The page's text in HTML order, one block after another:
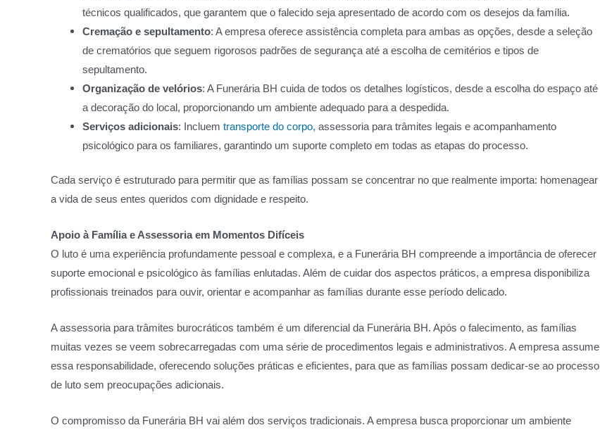
técnicos qualificados, que garantem que o falecido seja apresentado de acordo com os desejos da família.
Cremação e sepultamento: A empresa oferece assistência completa para ambas as opções, desde a seleção
de crematórios que seguem rigorosos padrões de segurança até a escolha de cemitérios e tipos de
sepultamento.
Organização de velórios: A Funerária BH cuida de todos os detalhes logísticos, desde a escolha do espaço até
a decoração do local, proporcionando um ambiente adequado para a despedida.
Serviços adicionais: Incluem transporte do corpo, assessoria para trâmites legais e acompanhamento
psicológico para os familiares, garantindo um suporte completo em todas as etapas do processo.
Cada serviço é estruturado para permitir que as famílias possam se concentrar no que realmente importa: homenagear
a vida de seus entes queridos com dignidade e respeito.
Apoio à Família e Assessoria em Momentos Difíceis
O luto é uma experiência profundamente pessoal e complexa, e a Funerária BH compreende a importância de oferecer
suporte emocional e psicológico às famílias enlutadas. Além de cuidar dos aspectos práticos, a empresa disponibiliza
profissionais treinados para ouvir, orientar e acompanhar as famílias durante esse período delicado.
A assessoria para trâmites burocráticos também é um diferencial da Funerária BH. Após o falecimento, as famílias
muitas vezes se veem sobrecarregadas com uma série de procedimentos legais e administrativos. A empresa assume
essa responsabilidade, oferecendo soluções práticas e eficientes, para que as famílias possam dedicar-se ao processo
de luto sem preocupações adicionais.
O compromisso da Funerária BH vai além dos serviços tradicionais. A empresa busca proporcionar um ambiente